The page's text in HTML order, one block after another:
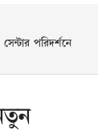
পরিদর্শনে